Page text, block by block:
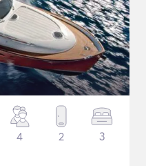
4 2 3